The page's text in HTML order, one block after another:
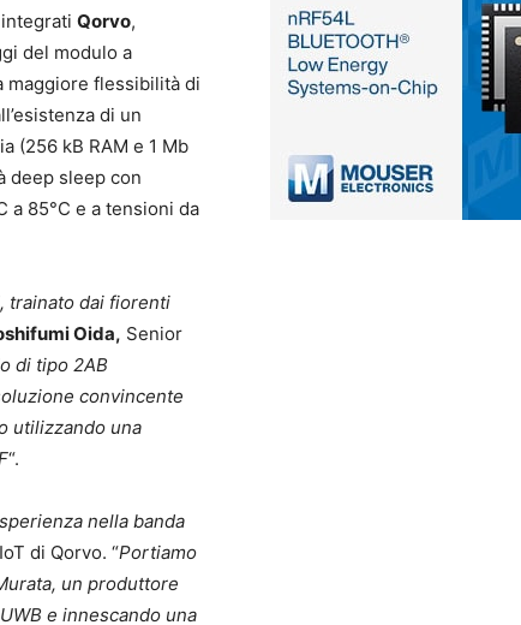
Qorvo,
del modulo a
maggiore flessibilità di
di un
(256 kB RAM e 1 Mb
deep sleep con
a 85°C e a tensioni da
trainato dai fiorenti
Oida, Senior
di tipo 2AB
convincente
utilizzando una
“.
nella banda
di Qorvo. “Portiamo
un produttore
e innescando una